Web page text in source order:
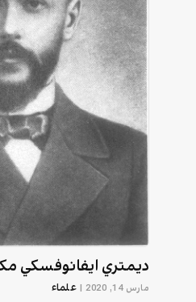
ديمتري ايفانوفسكي
مارس 14, 2020 | علماء